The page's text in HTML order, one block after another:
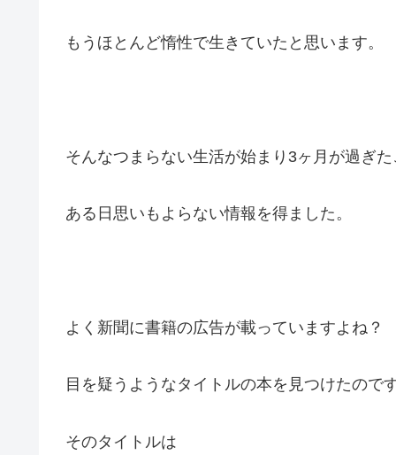
もうほとんど惰性で生きていたと思います。
そんなつまらない生活が始まり3ヶ月が過ぎ
ある日思いもよらない情報を得ました。
よく新聞に書籍の広告が載っていますよね？
目を疑うようなタイトルの本を見つけたので
そのタイトルは